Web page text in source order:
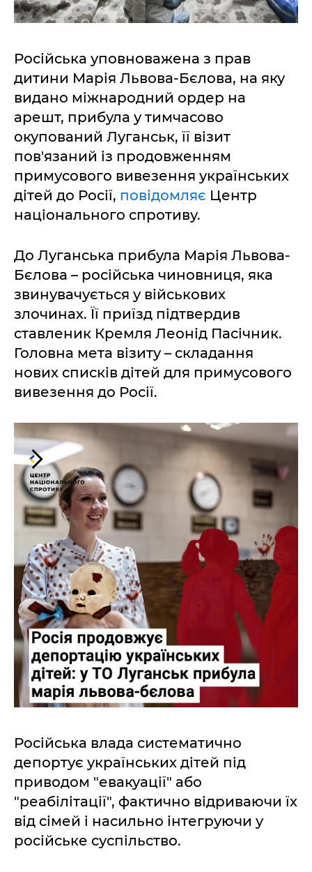
Російська уповноважена з прав
дитини Марія Львова-Бєлова, на яку
видано міжнародний ордер на
арешт, прибула у тимчасово
окупований Луганськ, її візит
пов'язаний із продовженням
примусового вивезення українських
дітей до Росії, повідомляє Центр
національного спротиву.
До Луганська прибула Марія Львова-
Бєлова – російська чиновниця, яка
звинувачується у військових
злочинах. Її приїзд підтвердив
ставленик Кремля Леонід Пасічник.
Головна мета візиту – складання
нових списків дітей для примусового
вивезення до Росії.
Російська влада систематично
депортує українських дітей під
приводом "евакуації" або
"реабілітації", фактично відриваючи їх
від сімей і насильно інтегруючи у
російське суспільство.